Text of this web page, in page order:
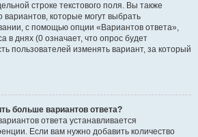
строке текстового поля. Вы также
вариантов, которые могут выбрать
с помощью опции «Вариантов ответа»,
в днях (0 означает, что опрос будет
пользователей изменять вариант, за который
больше вариантов ответа?
ответа устанавливается
Если вам нужно добавить количество